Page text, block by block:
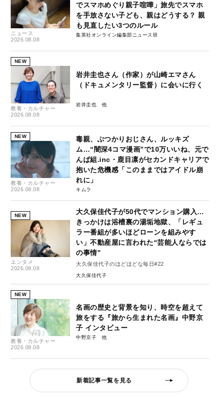
ニュース
2026.08.08
でスマホめぐり親子喧嘩」旅先でスマホ
を手放さない子ども、親はどうする？ 親
も見直したい3つのルール
集英社オンライン編集部ニュース班
NEW
教養・カルチャー
2026.08.08
岩井圭也さん（作家）が山崎エマさん
（ドキュメンタリー監督）に会いに行く
岩井圭也
NEW
教養・カルチャー
2026.08.08
毒親、ぶつかりおじさん、ルッキズ
ム…“闇深4コマ漫画”で10万いいね、元で
んぱ組.inc・鹿目凛がセカンドキャリアで
抱いた危機感「このままではアイドル崩
れに」
キムラ
NEW
エンタメ
2026.08.08
大久保佳代子が50代でマンション購入…
きっかけは浴槽裏の湯垢地獄、「レギュ
ラー番組が多いほどローンを組みやす
い」不動産屋に言われた“芸能人ならでは
の事情”
大久保佳代子のほどほどな毎日#22
大久保佳代子
NEW
教養・カルチャー
2026.08.08
名画の歴史と背景を知り、時空を超えて
旅をする『旅から生まれた名画』中野京
子 インタビュー
中野京子
新着記事一覧を見る